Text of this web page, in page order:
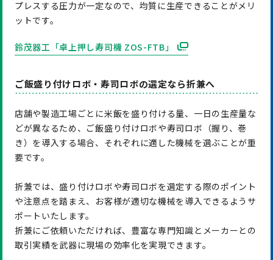
プレスする圧力が一定なので、均質に生産できることがメリ
ットです。
鈴茂器工「卓上押し寿司機 ZOS-FTB」
ご飯盛り付けロボ・寿司ロボの選定なら折兼へ
店舗や製造工場ごとに米飯を盛り付ける量、一日の生産量な
どが異なるため、ご飯盛り付けロボや寿司ロボ（握り、巻
き）を導入する場合、それぞれに適した機械を選ぶことが重
要です。
折兼では、盛り付けロボや寿司ロボを選定する際のポイント
や注意点を踏まえ、お客様が適切な機械を導入できるようサ
ポートいたします。
折兼にご依頼いただければ、豊富な専門知識とメーカーとの
取引実績を武器に現場の効率化を実現できます。